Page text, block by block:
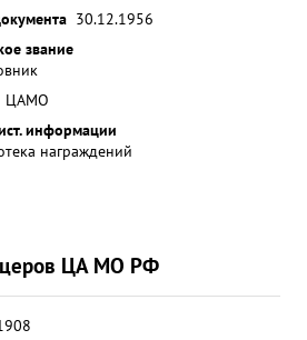
30.12.1956
звание
ЦАМО
информации
награждений
ЦА МО РФ